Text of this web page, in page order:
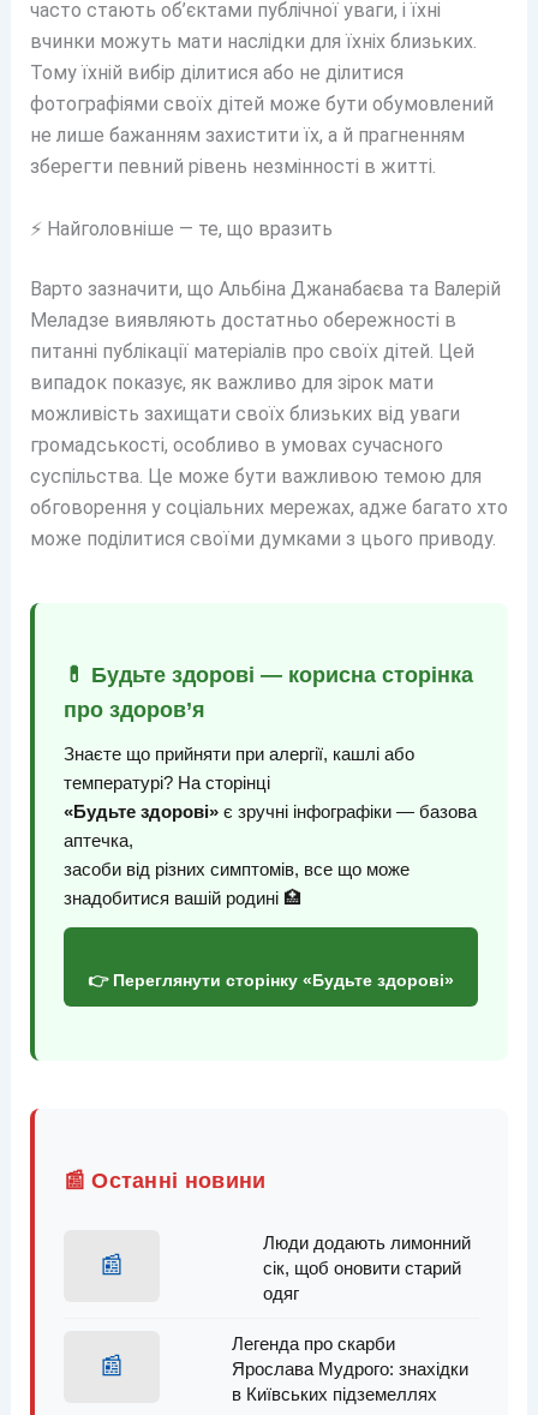
часто стають об’єктами публічної уваги, і їхні
вчинки можуть мати наслідки для їхніх близьких.
Тому їхній вибір ділитися або не ділитися
фотографіями своїх дітей може бути обумовлений
не лише бажанням захистити їх, а й прагненням
зберегти певний рівень незмінності в житті.
⚡ Найголовніше — те, що вразить
Варто зазначити, що Альбіна Джанабаєва та Валерій
Меладзе виявляють достатньо обережності в
питанні публікації матеріалів про своїх дітей. Цей
випадок показує, як важливо для зірок мати
можливість захищати своїх близьких від уваги
громадськості, особливо в умовах сучасного
суспільства. Це може бути важливою темою для
обговорення у соціальних мережах, адже багато хто
може поділитися своїми думками з цього приводу.
💊 Будьте здорові — корисна сторінка
про здоров’я
Знаєте що прийняти при алергії, кашлі або
температурі? На сторінці
«Будьте здорові»є зручні інфографіки — базова
аптечка,
засоби від різних симптомів, все що може
знадобитися вашій родині 🏥
👉 Переглянути сторінку «Будьте здорові»
📰 Останні новини
📰
Люди додають лимонний
сік, щоб оновити старий
одяг
📰
Легенда про скарби
Ярослава Мудрого: знахідки
в Київських підземеллях